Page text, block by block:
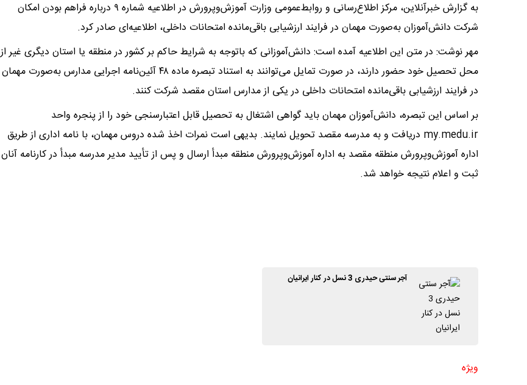
به گزارش خبرآنلاین، مرکز اطلاع‌رسانی و روابط‌عمومی وزارت آموزش‌وپرورش در اطلاعیه شماره ۹ درباره فراهم بودن امکان
شرکت دانش‌آموزان به‌صورت مهمان در فرایند ارزشیابی باقی‌مانده امتحانات داخلی، اطلاعیه‌ای صادر کرد.
مهر نوشت: در متن این اطلاعیه آمده است: دانش‌آموزانی که باتوجه به شرایط حاکم بر کشور در منطقه یا استان دیگری غیر از
محل تحصیل خود حضور دارند، در صورت تمایل می‌توانند به استناد تبصره ماده ۴۸ آئین‌نامه اجرایی مدارس به‌صورت مهمان
در فرایند ارزشیابی باقی‌مانده امتحانات داخلی در یکی از مدارس استان مقصد شرکت کنند.
بر اساس این تبصره، دانش‌آموزان مهمان باید گواهی اشتغال به تحصیل قابل اعتبارسنجی خود را از پنجره واحد
my.medu.ir دریافت و به مدرسه مقصد تحویل نمایند. بدیهی است نمرات اخذ شده دروس مهمان، با نامه اداری از طریق
اداره آموزش‌وپرورش منطقه مقصد به اداره آموزش‌وپرورش منطقه مبدأ ارسال و پس از تأیید مدیر مدرسه مبدأ در کارنامه آنان
ثبت و اعلام نتیجه خواهد شد.
آجر سنتی حیدری 3 نسل در کنار ایرانیان
ویژه